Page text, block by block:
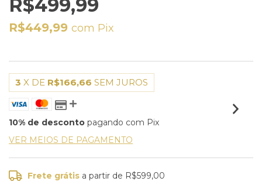
R$499,99
R$449,99 com Pix
3 X DE R$166,66 SEM JUROS
10% de desconto pagando com Pix
VER MEIOS DE PAGAMENTO
Frete grátis a partir de R$599,00